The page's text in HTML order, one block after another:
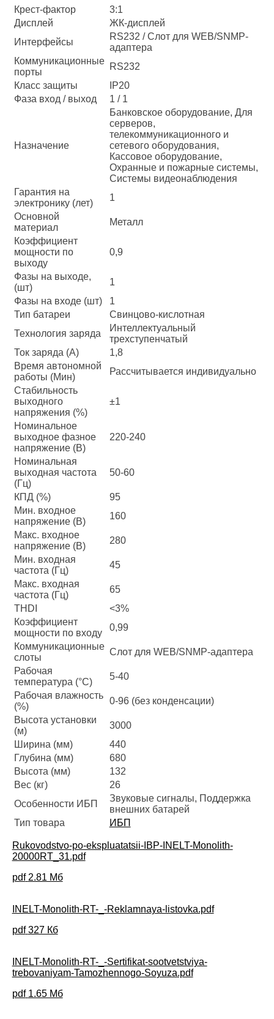
Крест-фактор
3:1
Дисплей
ЖК-дисплей
Интерфейсы
RS232 / Слот для WEB/SNMP-
адаптера
Коммуникационные
порты
RS232
Класс защиты
IP20
Фаза вход / выход
1 / 1
Назначение
Банковское оборудование, Для
серверов,
телекоммуникационного и
сетевого оборудования,
Кассовое оборудование,
Охранные и пожарные системы,
Системы видеонаблюдения
Гарантия на
электронику (лет)
1
Основной
материал
Металл
Коэффициент
мощности по
выходу
0,9
Фазы на выходе,
(шт)
1
Фазы на входе (шт)
1
Тип батареи
Свинцово-кислотная
Технология заряда
Интеллектуальный
трехступенчатый
Ток заряда (А)
1,8
Время автономной
работы (Мин)
Рассчитывается индивидуально
Стабильность
выходного
напряжения (%)
±1
Номинальное
выходное фазное
напряжение (В)
220-240
Номинальная
выходная частота
(Гц)
50-60
КПД (%)
95
Мин. входное
напряжение (В)
160
Макс. входное
напряжение (В)
280
Мин. входная
частота (Гц)
45
Макс. входная
частота (Гц)
65
THDI
<3%
Коэффициент
мощности по входу
0,99
Коммуникационные
слоты
Слот для WEB/SNMP-адаптера
Рабочая
температура (°C)
5-40
Рабочая влажность
(%)
0-96 (без конденсации)
Высота установки
(м)
3000
Ширина (мм)
440
Глубина (мм)
680
Высота (мм)
132
Вес (кг)
26
Особенности ИБП
Звуковые сигналы, Поддержка
внешних батарей
Тип товара
ИБП
Rukovodstvo-po-ekspluatatsii-IBP-INELT-Monolith-
20000RT_31.pdf
pdf 2.81 Мб
INELT-Monolith-RT-_-Reklamnaya-listovka.pdf
pdf 327 Кб
INELT-Monolith-RT-_-Sertifikat-sootvetstviya-
trebovaniyam-Tamozhennogo-Soyuza.pdf
pdf 1.65 Мб